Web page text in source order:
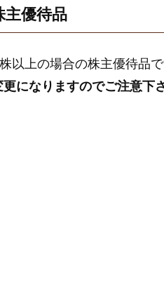
主優待品
以上の場合の株主優待品で
になりますのでご注意下さ